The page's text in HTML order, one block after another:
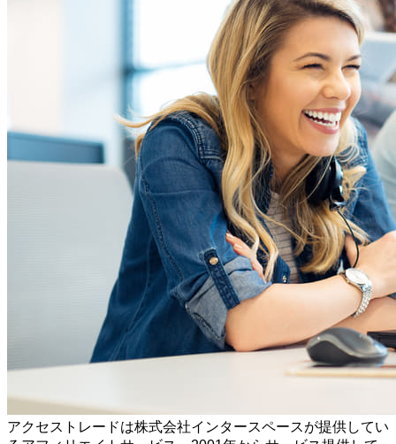
アクセストレードは株式会社インタースペースが提供してい